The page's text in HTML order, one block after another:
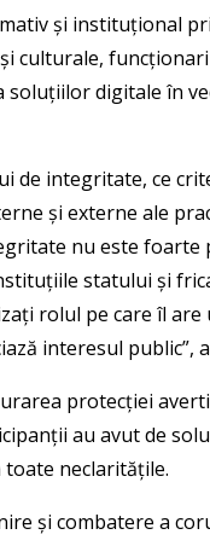
și instituțional
culturale,
digitale în
integritate, ce
și externe ale
nu este
statului și
rolul pe care îl
interesul public”,
protecției
au avut de
neclaritățile.
și combatere a